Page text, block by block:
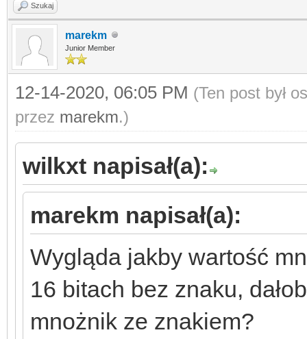
Szukaj
marekm
Junior Member
12-14-2020, 06:05 PM (Ten post był
przez marekm.)
wilkxt napisał(a):
marekm napisał(a):
Wygląda jakby wartość
16 bitach bez znaku,
mnożnik ze znakiem?